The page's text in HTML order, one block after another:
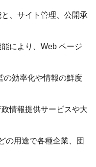
、サイト管理、公開承
により、Web ページ
の効率化や情報の鮮度
情報提供サービスや大
の用途で各種企業、団